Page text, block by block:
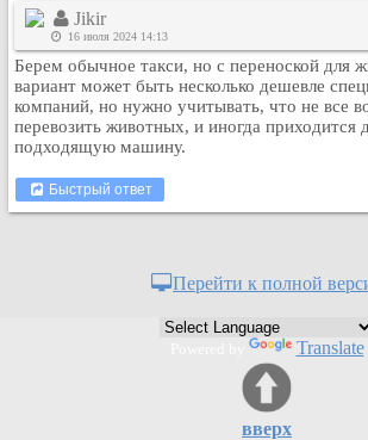
Авто. Мото.
Космос
Домашние питомцы
Медицина
Компьютер
Ещё
Пользователи / Поиск
Jikir
16 июля 2024 14:13
Берем обычное такси, но с переноской для
вариант может быть несколько дешевле
компаний, но нужно учитывать, что не все
перевозить животных, и иногда приходится
подходящую машину.
Быстрый ответ
Перейти к полной
Translate
вверх